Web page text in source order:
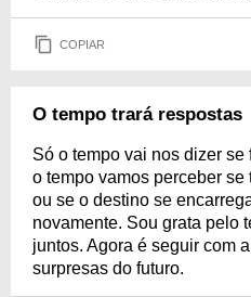
COPIAR
O tempo trará respostas
Só o tempo vai nos dizer
o tempo vamos perceber
ou se o destino se
novamente. Sou grata pelo
juntos. Agora é seguir com
surpresas do futuro.